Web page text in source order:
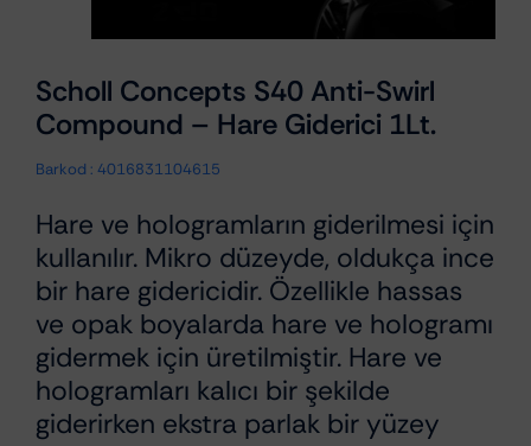
Scholl Concepts S40 Anti-Swirl
Compound – Hare Giderici 1Lt.
Barkod : 4016831104615
Hare ve hologramların giderilmesi için
kullanılır. Mikro düzeyde, oldukça ince
bir hare gidericidir. Özellikle hassas
ve opak boyalarda hare ve hologramı
gidermek için üretilmiştir. Hare ve
hologramları kalıcı bir şekilde
giderirken ekstra parlak bir yüzey